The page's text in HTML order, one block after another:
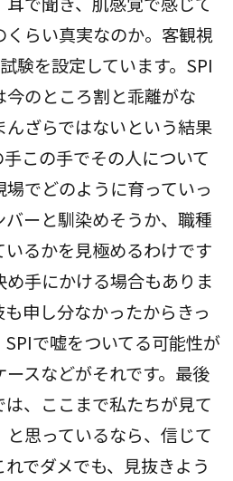
くらい真実なのか。客観視
験を設定しています。SPI
今のところ割と乖離がな
んざらではないという結果
この手でその人について
でどのように育っていっ
ーと馴染めそうか、職種
るかを見極めるわけです
手にかける場合もありま
申し分なかったからきっ
で嘘をついてる可能性が
スなどがそれです。最後
、ここまで私たちが見て
思っているなら、信じて
でダメでも、見抜きよう